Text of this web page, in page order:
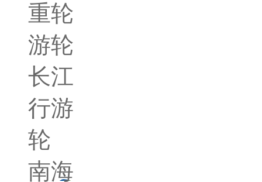
重轮
游轮
长江
行游
轮
南海